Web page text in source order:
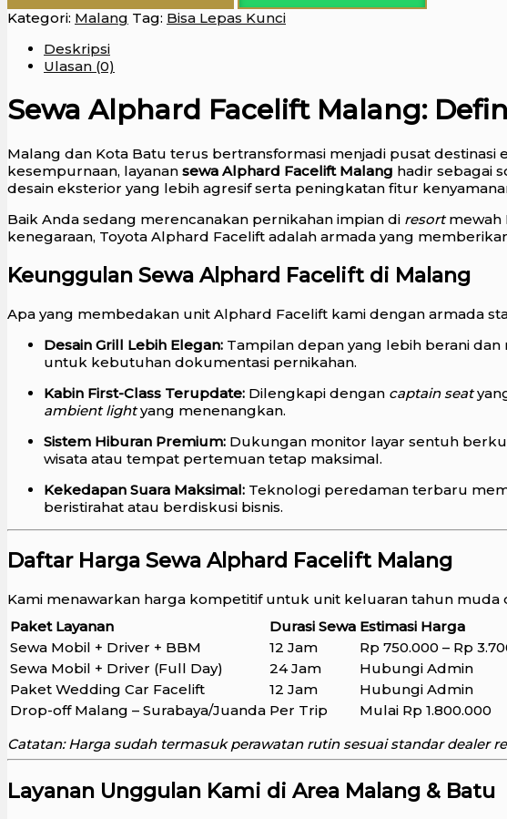
Kategori: Malang Tag: Bisa Lepas Kunci
Deskripsi
Ulasan (0)
Sewa Alphard Facelift Malang:
Malang dan Kota Batu terus bertransformasi menjadi pusat
kesempurnaan, layanan sewa Alphard Facelift Malang hadir sebagai
desain eksterior yang lebih agresif serta peningkatan fitur
Baik Anda sedang merencanakan pernikahan impian di resortmewah
kenegaraan, Toyota Alphard Facelift adalah armada yang
Keunggulan Sewa Alphard Facelift di Malang
Apa yang membedakan unit Alphard Facelift kami dengan armada
Desain Grill Lebih Elegan: Tampilan depan yang lebih berani
untuk kebutuhan dokumentasi pernikahan.
Kabin First-Class Terupdate: Dilengkapi dengan captain seat
ambient lightyang menenangkan.
Sistem Hiburan Premium: Dukungan monitor layar sentuh
wisata atau tempat pertemuan tetap maksimal.
Kekedapan Suara Maksimal: Teknologi peredaman terbaru
beristirahat atau berdiskusi bisnis.
Daftar Harga Sewa Alphard Facelift Malang
Kami menawarkan harga kompetitif untuk unit keluaran tahun muda
Paket Layanan
Durasi Sewa Estimasi Harga
Sewa Mobil + Driver + BBM
12 Jam
Rp 750.000 – Rp
Sewa Mobil + Driver (Full Day)
24 Jam
Hubungi Admin
Paket Wedding Car Facelift
12 Jam
Hubungi Admin
Drop-off Malang – Surabaya/Juanda Per Trip
Mulai Rp 1.800.000
Catatan: Harga sudah termasuk perawatan rutin sesuai standar dealer
Layanan Unggulan Kami di Area Malang & Batu